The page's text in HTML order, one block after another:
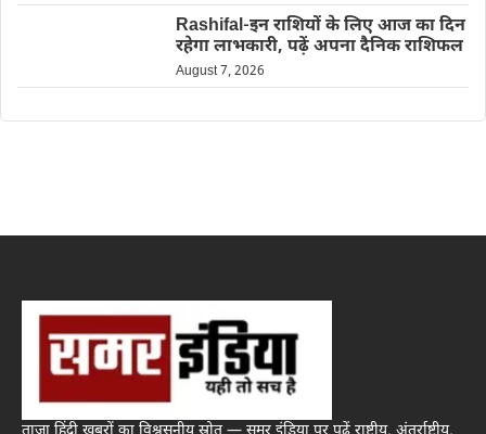
Rashifal-इन राशियों के लिए आज का दिन
रहेगा लाभकारी, पढ़ें अपना दैनिक राशिफल
August 7, 2026